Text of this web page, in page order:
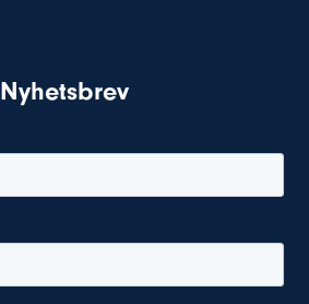
Nyhetsbrev